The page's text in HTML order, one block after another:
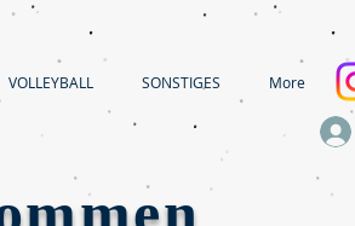
VOLLEYBALL SONSTIGES More